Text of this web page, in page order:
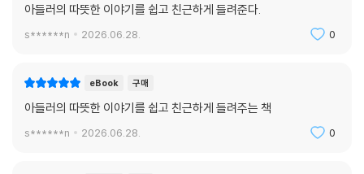
근래에 유독 일본에서 재조명을 받아 대중적 인기를 얻고 있는 아들러의
개인심리학은, 항상 비교하고 비교당하며 자신의 정체성을 잃어버린 채 휩
사회에서 넘쳐나는 피상적인 수준의 ‘자신감’ ‘열정’ ‘용기’에 관한 구호를
근본적인 치유, 근원적 평화를 얻는 여정의 실마리가 되어줄 것이다.
아들러의 따뜻한 이야기를 쉽고 친근하게 들려준다.
s******n 2026.06.28. 0
eBook 구매
아들러의 따뜻한 이야기를 쉽고 친근하게 들려주는 책
s******n 2026.06.28. 0